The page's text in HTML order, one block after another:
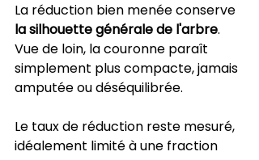
La réduction bien menée conserve
la silhouette générale de l'arbre.
Vue de loin, la couronne paraît
simplement plus compacte, jamais
amputée ou déséquilibrée.
Le taux de réduction reste mesuré,
idéalement limité à une fraction